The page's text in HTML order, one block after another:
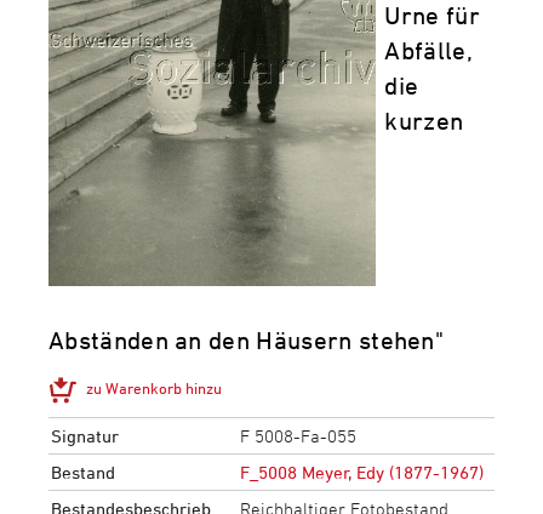
Urne für
Abfälle,
die
kurzen
Abständen an den Häusern stehen"
zu Warenkorb hinzu
Signatur
F 5008-Fa-055
Bestand
F_5008 Meyer, Edy (1877-1967)
Bestandesbeschrieb
Reichhaltiger Fotobestand